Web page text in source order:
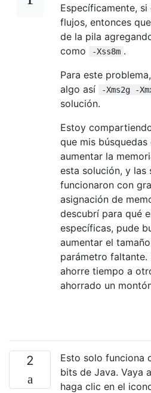
Específicamente,
flujos, entonces
de la pila
como
-Xss8m .
Para este
algo así
-Xms2g -
solución.
Estoy
que mis
aumentar la
esta solución, y las
funcionaron con
asignación de
descubrí para qué
específicas, pude
aumentar el
parámetro faltante.
ahorre tiempo a
ahorrado un
2
Esto solo funciona
bits de Java. Vaya
haga clic en el